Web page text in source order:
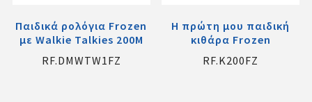
Παιδικά ρολόγια Frozen
με Walkie Talkies 200M
RF.DMWTW1FZ
Η πρώτη μου παιδική
κιθάρα Frozen
RF.K200FZ